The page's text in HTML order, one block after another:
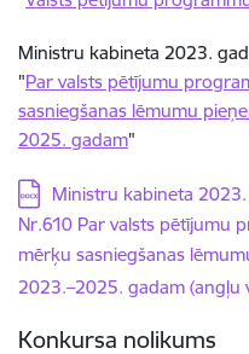
Ministru kabineta 2023.
"Par valsts pētījumu
sasniegšanas lēmumu
2025. gadam"
Lejupielādēt:
Ministru kabineta
Nr.610 Par valsts pētījumu
mērķu sasniegšanas
2023.–2025. gadam (angļu
Konkursa nolikums